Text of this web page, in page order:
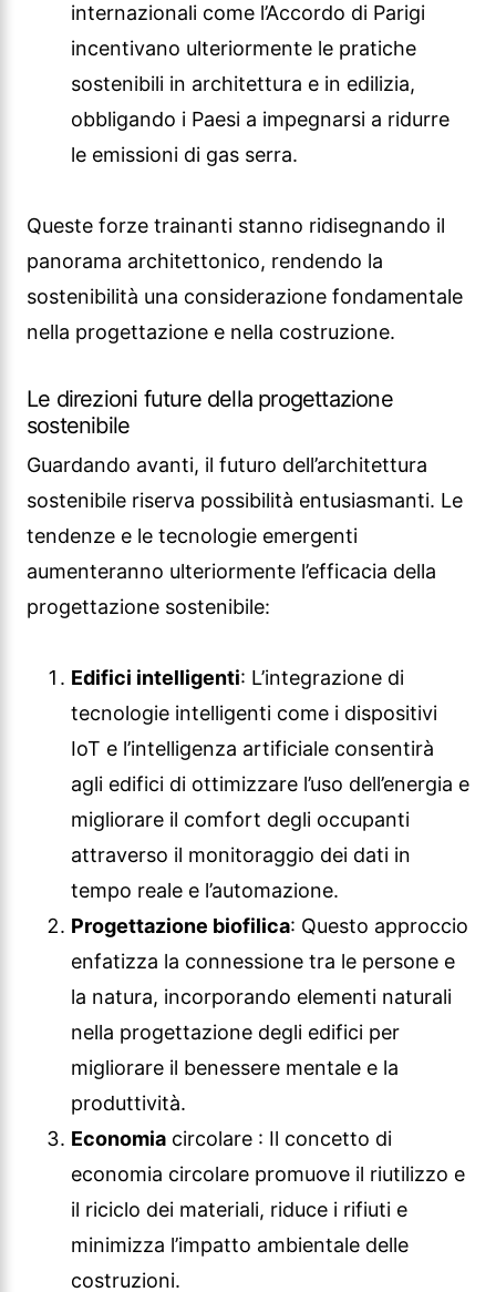
internazionali come l’Accordo di Parigi
incentivano ulteriormente le pratiche
sostenibili in architettura e in edilizia,
obbligando i Paesi a impegnarsi a ridurre
le emissioni di gas serra.
Queste forze trainanti stanno ridisegnando il
panorama architettonico, rendendo la
sostenibilità una considerazione fondamentale
nella progettazione e nella costruzione.
Le direzioni future della progettazione
sostenibile
Guardando avanti, il futuro dell’architettura
sostenibile riserva possibilità entusiasmanti. Le
tendenze e le tecnologie emergenti
aumenteranno ulteriormente l’efficacia della
progettazione sostenibile:
Edifici intelligenti: L’integrazione di
tecnologie intelligenti come i dispositivi
IoT e l’intelligenza artificiale consentirà
agli edifici di ottimizzare l’uso dell’energia e
migliorare il comfort degli occupanti
attraverso il monitoraggio dei dati in
tempo reale e l’automazione.
Progettazione biofilica: Questo approccio
enfatizza la connessione tra le persone e
la natura, incorporando elementi naturali
nella progettazione degli edifici per
migliorare il benessere mentale e la
produttività.
Economia circolare : Il concetto di
economia circolare promuove il riutilizzo e
il riciclo dei materiali, riduce i rifiuti e
minimizza l’impatto ambientale delle
costruzioni.